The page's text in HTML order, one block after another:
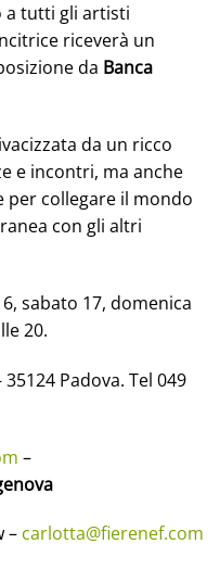
a tutti gli artisti
riceverà un
da Banca
da un ricco
e incontri, ma anche
per collegare il mondo
con gli altri
sabato 17, domenica
20.
Padova. Tel 049
–
– carlotta@fierenef.com